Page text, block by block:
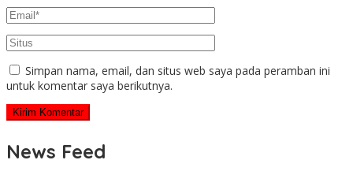
Simpan nama, email, dan situs web saya pada peramban ini
untuk komentar saya berikutnya.
News Feed